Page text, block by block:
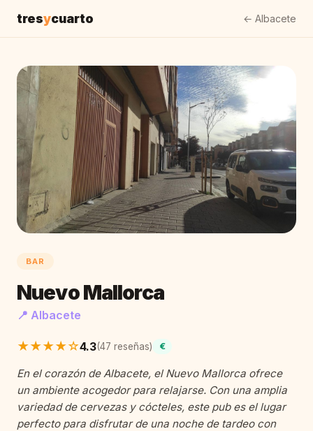
tresycuarto ← Albacete
BAR
Nuevo Mallorca
📍 Albacete
★★★★☆4.3(47 reseñas) €
En el corazón de Albacete, el Nuevo Mallorca ofrece
un ambiente acogedor para relajarse. Con una amplia
variedad de cervezas y cócteles, este pub es el lugar
perfecto para disfrutar de una noche de tardeo con